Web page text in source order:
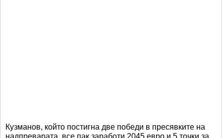
Кузманов, който постигна две победи в пресявките на
надпреварата, все пак заработи 2045 евро и 5 точки за